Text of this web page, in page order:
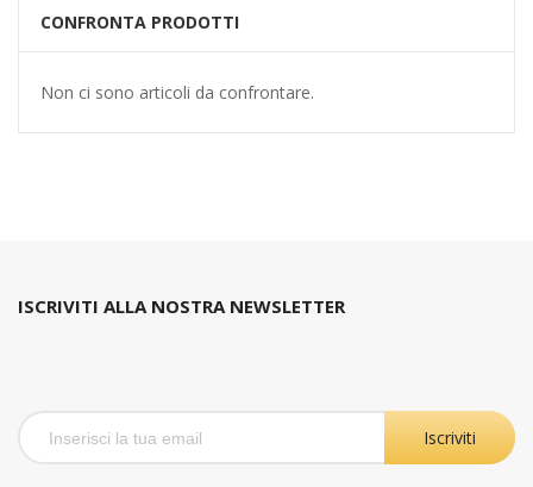
CONFRONTA PRODOTTI
Non ci sono articoli da confrontare.
ISCRIVITI ALLA NOSTRA NEWSLETTER
Iscriviti